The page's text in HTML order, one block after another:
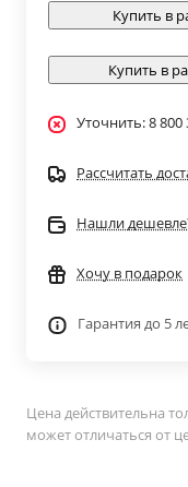
Купить в
Купить в
Уточнить: 8 800
Рассчитать
Нашли
Хочу в подарок
Гарантия до 5
Цена действительна
может отличаться от